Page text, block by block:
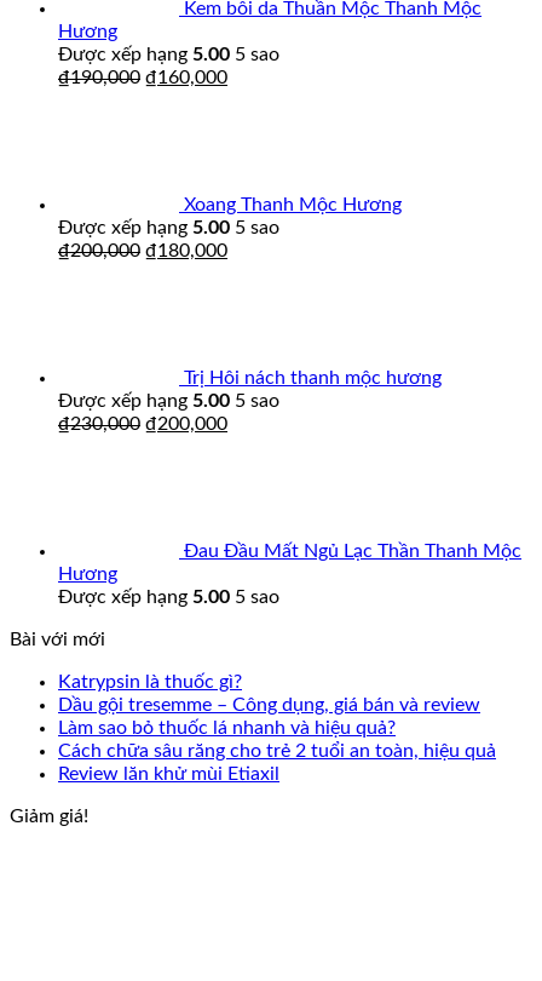
Kem bôi da Thuần Mộc Thanh Mộc
Hương
Được xếp hạng 5.00 5 sao
₫190,000 ₫160,000
Xoang Thanh Mộc Hương
Được xếp hạng 5.00 5 sao
₫200,000 ₫180,000
Trị Hôi nách thanh mộc hương
Được xếp hạng 5.00 5 sao
₫230,000 ₫200,000
Đau Đầu Mất Ngủ Lạc Thần Thanh Mộc
Hương
Được xếp hạng 5.00 5 sao
Bài với mới
Katrypsin là thuốc gì?
Dầu gội tresemme – Công dụng, giá bán và review
Làm sao bỏ thuốc lá nhanh và hiệu quả?
Cách chữa sâu răng cho trẻ 2 tuổi an toàn, hiệu quả
Review lăn khử mùi Etiaxil
Giảm giá!